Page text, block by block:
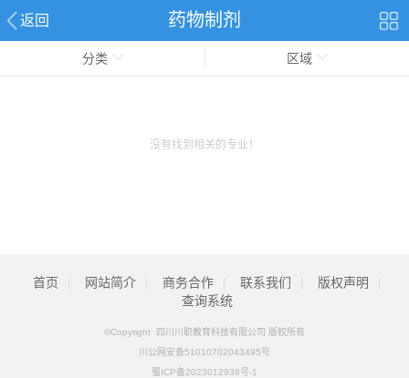
返回 药物制剂
分类 区域
没有找到相关的专业！
首页 网站简介 商务合作 联系我们 版权声明
查询系统
©Copyright 四川川职教育科技有限公司 版权所有
川公网安备51010702043495号
蜀ICP备2023012938号-1